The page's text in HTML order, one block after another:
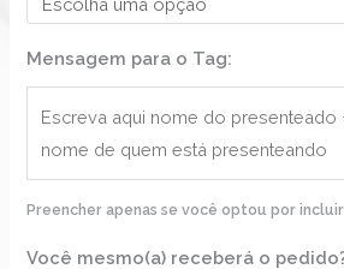
Mensagem para o Tag:
Preencher apenas se você optou por
Você mesmo(a) receberá o